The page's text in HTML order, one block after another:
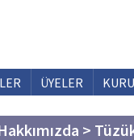
ÜYELER
>